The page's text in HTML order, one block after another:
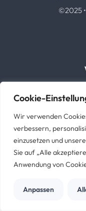
Cookie-
Wir verwenden
verbessern,
einzusetzen und
Sie auf „Alle
Anwendung von
Anpassen
©2025